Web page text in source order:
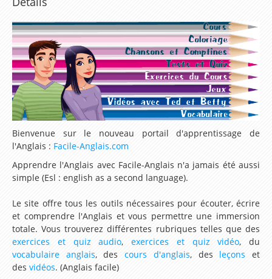
Lesson 19 – Do you like..?
Lesson 20 – My daily routine
Lesson 21 – How much is this dress ?
Lesson 22 – Can you tell me the way to…?
Lesson 23 – What are you doing ?
Lesson 24 – Can you come and see me this
evening ?
Lesson 25 – What did you do yesterday night ?
Lesson 26 – Where did you go on holidays last
Lesson 27 – What were you doing yesterday
when…?
Lesson 28 – But, I have just finished the
housework !
Bienvenue sur le nouveau portail d'apprentissage de
l'Anglais : Facile-Anglais.com
Apprendre l'Anglais avec Facile-Anglais n'a jamais été aussi
simple (Esl : english as a second language).
Le site offre tous les outils nécessaires pour écouter, écrire
et comprendre l'Anglais et vous permettre une immersion
totale. Vous trouverez différentes rubriques telles que des
exercices et quiz audio, exercices et quiz vidéo, du
vocabulaire anglais, descours d'anglais, des leçons et
des vidéos. (Anglais facile)